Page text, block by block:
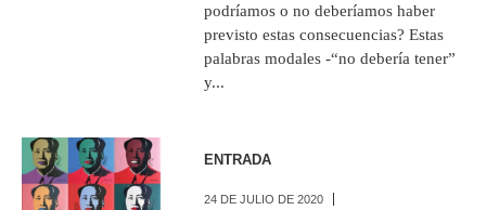
podríamos o no deberíamos haber
previsto estas consecuencias? Estas
palabras modales -“no debería tener”
y...
ENTRADA
24 DE JULIO DE 2020